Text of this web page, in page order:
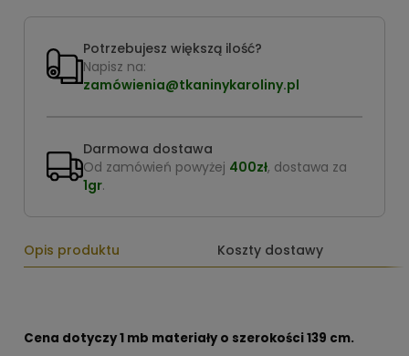
Potrzebujesz większą ilość?
Napisz na:
zamówienia@tkaninykaroliny.pl
Darmowa dostawa
Od zamówień powyżej 400zł, dostawa za
1gr.
Opis produktu Koszty dostawy
Cena dotyczy 1 mb materiały o szerokości 139 cm.